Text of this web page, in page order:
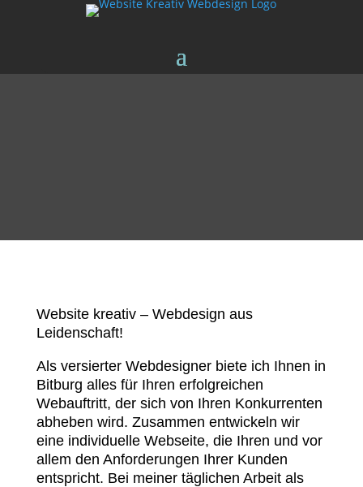
Website kreativ – Webdesign aus
Leidenschaft!
Als versierter Webdesigner biete ich Ihnen in
Bitburg alles für Ihren erfolgreichen
Webauftritt, der sich von Ihren Konkurrenten
abheben wird. Zusammen entwickeln wir
eine individuelle Webseite, die Ihren und vor
allem den Anforderungen Ihrer Kunden
entspricht. Bei meiner täglichen Arbeit als